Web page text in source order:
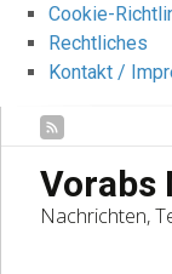
Cookie-
Rechtliches
Kontakt /
Vorabs
Nachrichten,